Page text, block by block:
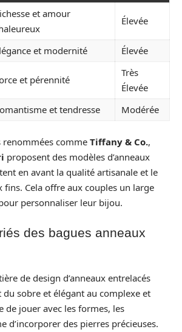
et amour
Élevée
et modernité Élevée
et pérennité
Très
Élevée
et tendresse Modérée
renommées comme Tiffany & Co.,
proposent des modèles d’anneaux
en avant la qualité artisanale et le
fins. Cela offre aux couples un large
personnaliser leur bijou.
des bagues anneaux
de design d’anneaux entrelacés
sobre et élégant au complexe et
de jouer avec les formes, les
d’incorporer des pierres précieuses.